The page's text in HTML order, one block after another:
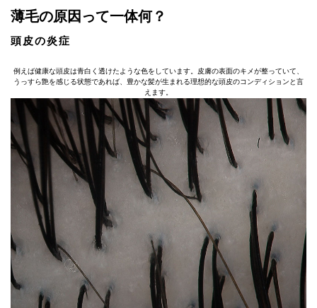
薄毛の原因って一体何？
頭皮の炎症
例えば健康な頭皮は青白く透けたような色をしています。皮膚の表面のキメが整っていて、
うっすら艶を感じる状態であれば、豊かな髪が生まれる理想的な頭皮のコンディションと言
えます。